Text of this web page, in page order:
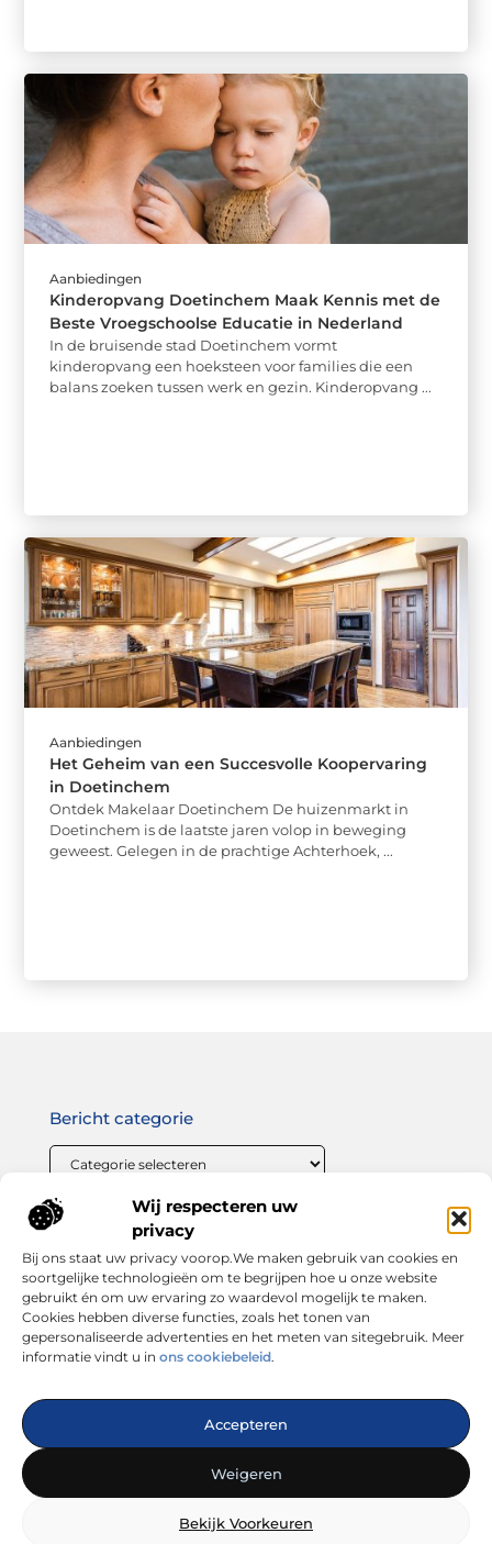
Wij respecteren uw
privacy
Bij ons staat uw privacy voorop.We maken gebruik van cookies en
soortgelijke technologieën om te begrijpen hoe u onze website
gebruikt én om uw ervaring zo waardevol mogelijk te maken.
Cookies hebben diverse functies, zoals het tonen van
gepersonaliseerde advertenties en het meten van sitegebruik. Meer
informatie vindt u in ons cookiebeleid.
Accepteren
Weigeren
Bekijk Voorkeuren
Aanbiedingen
Kinderopvang Doetinchem Maak Kennis met de
Beste Vroegschoolse Educatie in Nederland
In de bruisende stad Doetinchem vormt
kinderopvang een hoeksteen voor families die een
balans zoeken tussen werk en gezin. Kinderopvang ...
Aanbiedingen
Het Geheim van een Succesvolle Koopervaring
in Doetinchem
Ontdek Makelaar Doetinchem De huizenmarkt in
Doetinchem is de laatste jaren volop in beweging
geweest. Gelegen in de prachtige Achterhoek, ...
Dé plek voor inspiratie, tips en trends
— Laat je verrassen door inspirerende blogs, handige
adviezen en interessante artikelen. Alles wat je zoekt op één
platform. Start vandaag nog met ontdekken op looks4you.nl!
Onze informatie
Bericht categorie